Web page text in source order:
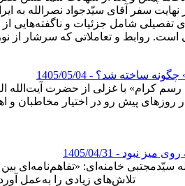
تفصیلی شامل جزئیات و ناگفته‌هایی
است. روابط و تعاملاتی که سرشار
چگونه ساخته شد؟ - 1405/05/04
کرام» با غزلی از حضرت آیت‌الله
روی میز نبود - 1405/04/31
سیّدمجتبی خامنه‌ای: «تفاهم‌نامه‌ای
تلاش‌های زیادی را به‌عمل